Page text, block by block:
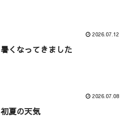
2026.07.12
暑くなってきました
2026.07.08
初夏の天気